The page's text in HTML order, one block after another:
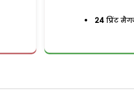
24 प्रिंट